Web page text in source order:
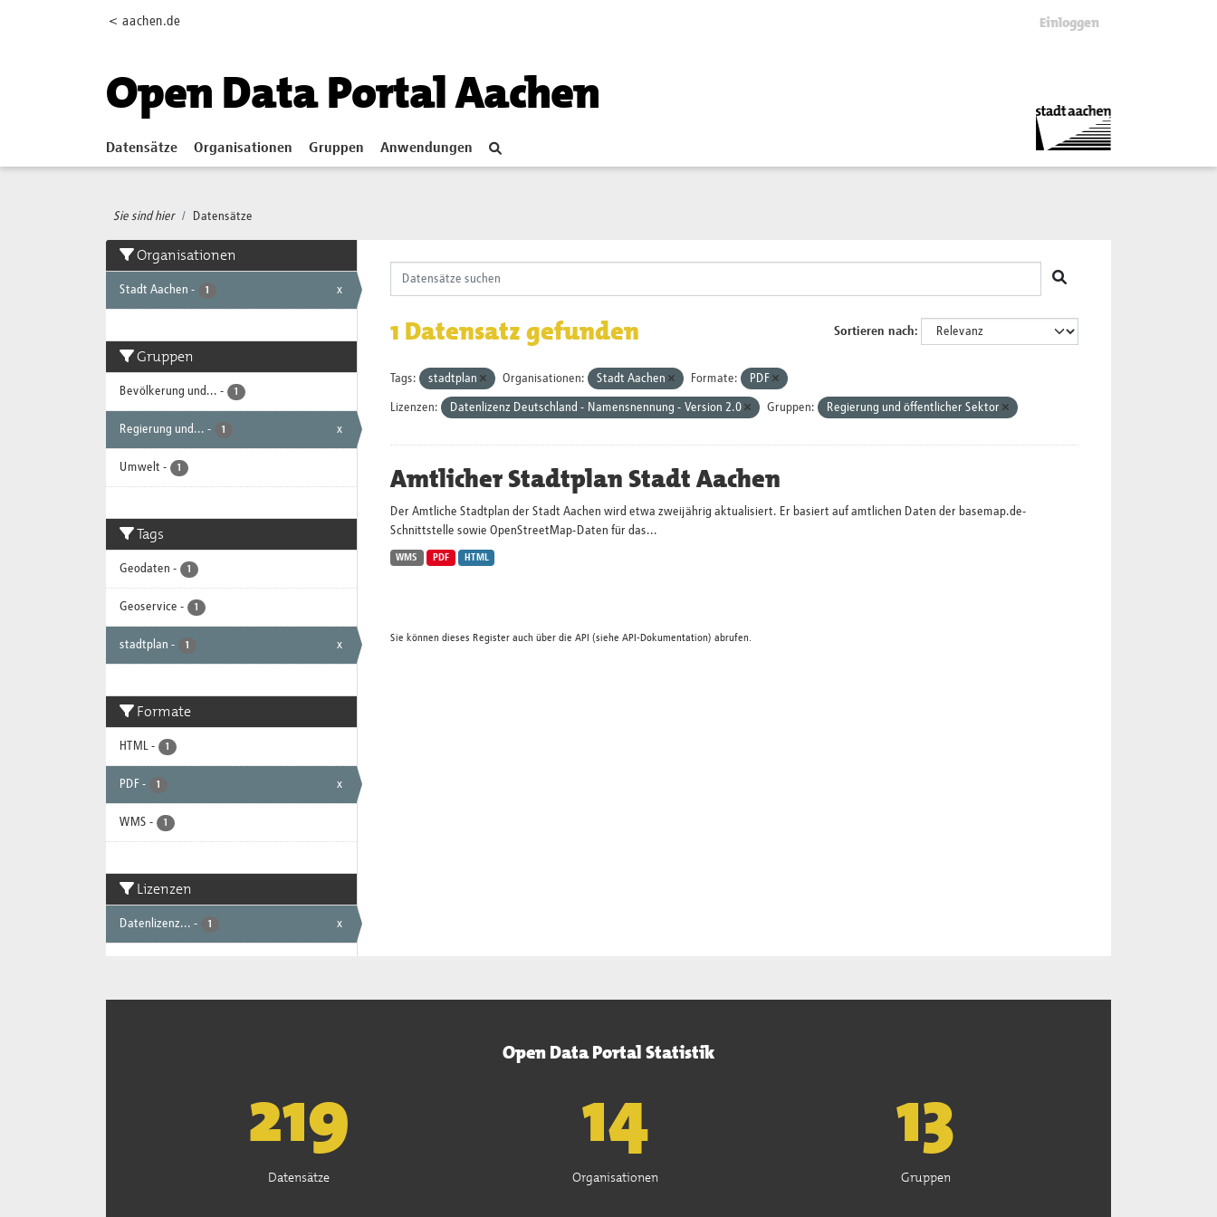
< aachen.de Einloggen
Open Data Portal Aachen
Datensätze Organisationen Gruppen Anwendungen
Sie sind hier Datensätze
Organisationen
Stadt Aachen - 1 x
Gruppen
Bevölkerung und... - 1
Regierung und... - 1 x
Umwelt - 1
Tags
Geodaten - 1
Geoservice - 1
stadtplan - 1 x
Formate
HTML - 1
PDF - 1 x
WMS - 1
Lizenzen
Datenlizenz... - 1 x
Sortieren nach
1 Datensatz gefunden
Tags: stadtplan Organisationen: Stadt Aachen Formate: PDF
Lizenzen: Datenlizenz Deutschland - Namensnennung - Version 2.0 Gruppen: Regierung und öffentlicher Sektor
Amtlicher Stadtplan Stadt Aachen
Der Amtliche Stadtplan der Stadt Aachen wird etwa zweijährig aktualisiert. Er basiert auf amtlichen Daten der basemap.de-
Schnittstelle sowie OpenStreetMap-Daten für das...
WMS PDF HTML
Sie können dieses Register auch über die API (siehe API-Dokumentation) abrufen.
Open Data Portal Statistik
222
Datensätze
15
Organisationen
13
Gruppen